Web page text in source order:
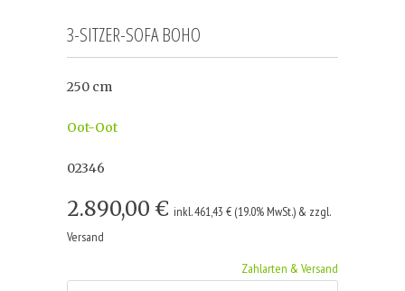
3-SITZER-SOFA BOHO
250 cm
Oot-Oot
02346
2.890,00 € inkl. 461,43 € (19.0% MwSt.) & zzgl.
Versand
Zahlarten & Versand